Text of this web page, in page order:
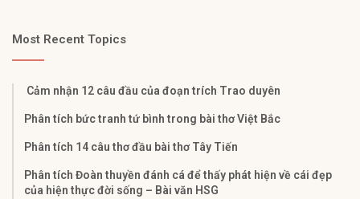
Most Recent Topics
Cảm nhận 12 câu đầu của đoạn trích Trao duyên
Phân tích bức tranh tứ bình trong bài thơ Việt Bắc
Phân tích 14 câu thơ đầu bài thơ Tây Tiến
Phân tích Đoàn thuyền đánh cá để thấy phát hiện về cái đẹp
của hiện thực đời sống – Bài văn HSG